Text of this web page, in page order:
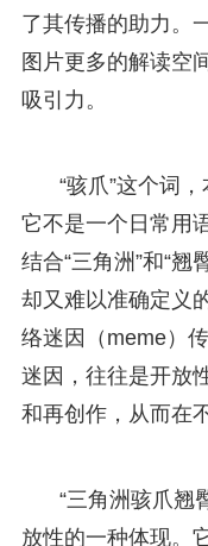
了其传播的助力。
图片更多的解读空
吸引力。
“骇爪”这个词
它不是一个日常用
结合“三角洲”和“翘
却又难以准确定义
络迷因（meme）
迷因，往往是开放
和再创作，从而在
“三角洲骇爪翘
放性的一种体现。